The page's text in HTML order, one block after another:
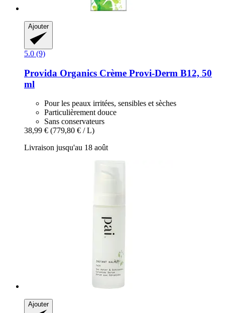
Ajouter
5.0 (9)
Provida Organics Crème Provi-​Derm B12, 50
ml
Pour les peaux irritées, sensibles et sèches
Particulièrement douce
Sans conservateurs
38,99 € (779,80 € / L)
Livraison jusqu'au 18 août
Ajouter